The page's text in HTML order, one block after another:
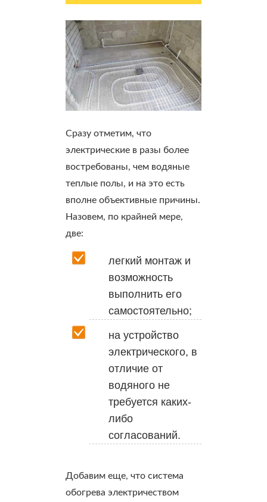
Сразу отметим, что
электрические в разы более
востребованы, чем водяные
теплые полы, и на это есть
вполне объективные причины.
Назовем, по крайней мере,
две:
легкий монтаж и
возможность
выполнить его
самостоятельно;
на устройство
электрического, в
отличие от
водяного не
требуется каких-
либо
согласований.
Добавим еще, что система
обогрева электричеством